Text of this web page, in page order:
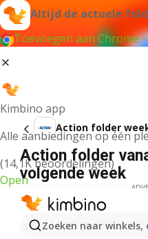
Altijd de actuele
Toevoegen aan Chrome -
Kimbino app
Alle aanbiedingen op één
(14,1K beoordelingen)
Open
Zoeken naar
Action folder
Action folder
volgende week